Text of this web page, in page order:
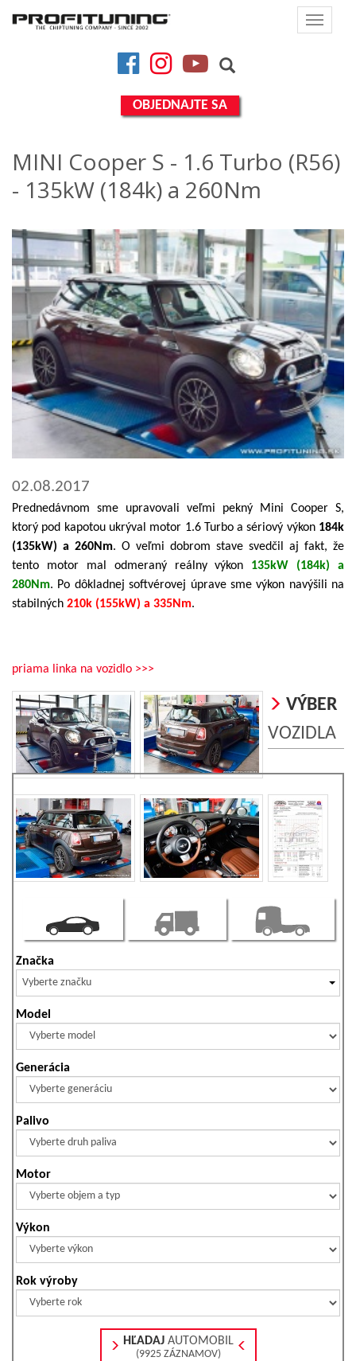
Toggle
FacebookInstagramYouTube
OBJEDNAJTE SA
MINI Cooper S - 1.6 Turbo (R56)
- 135kW (184k) a 260Nm
02.08.2017
Prednedávnom sme upravovali veľmi pekný Mini Cooper S,
ktorý pod kapotou ukrýval motor 1.6 Turbo a sériový výkon 184k
(135kW) a 260Nm. O veľmi dobrom stave svedčil aj fakt, že
tento motor mal odmeraný reálny výkon 135kW (184k) a
280Nm. Po dôkladnej softvérovej úprave sme výkon navýšili na
stabilných 210k (155kW) a 335Nm.
priama linka na vozidlo >>>
VÝBER
VOZIDLA
Značka
Vyberte značku
Model
Generácia
Palivo
Motor
Výkon
Rok výroby
HĽADAJAUTOMOBIL
(9925 ZÁZNAMOV)